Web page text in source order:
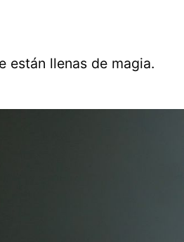
están llenas de magia.